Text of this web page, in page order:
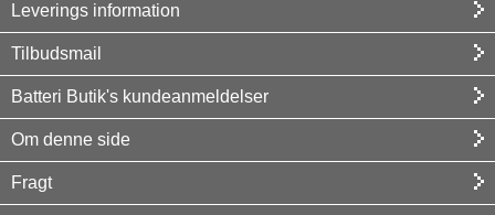
Leverings information
Tilbudsmail
Batteri Butik's kundeanmeldelser
Om denne side
Fragt